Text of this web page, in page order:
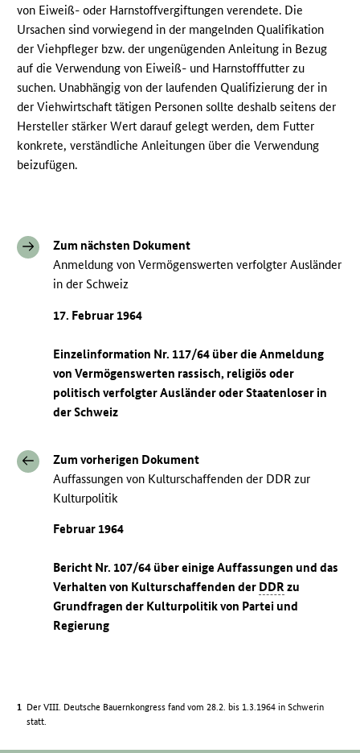
von Eiweiß- oder Harnstoffvergiftungen verendete. Die
Ursachen sind vorwiegend in der mangelnden Qualifikation
der Viehpfleger bzw. der ungenügenden Anleitung in Bezug
auf die Verwendung von Eiweiß- und Harnstofffutter zu
suchen. Unabhängig von der laufenden Qualifizierung der in
der Viehwirtschaft tätigen Personen sollte deshalb seitens der
Hersteller stärker Wert darauf gelegt werden, dem Futter
konkrete, verständliche Anleitungen über die Verwendung
beizufügen.
Zum nächsten Dokument
Anmeldung von Vermögenswerten verfolgter Ausländer
in der Schweiz
17. Februar 1964
Einzelinformation Nr. 117/64 über die Anmeldung
von Vermögenswerten rassisch, religiös oder
politisch verfolgter Ausländer oder Staatenloser in
der Schweiz
Zum vorherigen Dokument
Auffassungen von Kulturschaffenden der DDR zur
Kulturpolitik
Februar 1964
Bericht Nr. 107/64 über einige Auffassungen und das
Verhalten von Kulturschaffenden der DDRzu
Grundfragen der Kulturpolitik von Partei und
Regierung
Der VIII. Deutsche Bauernkongress fand vom 28.2. bis 1.3.1964 in Schwerin
statt.